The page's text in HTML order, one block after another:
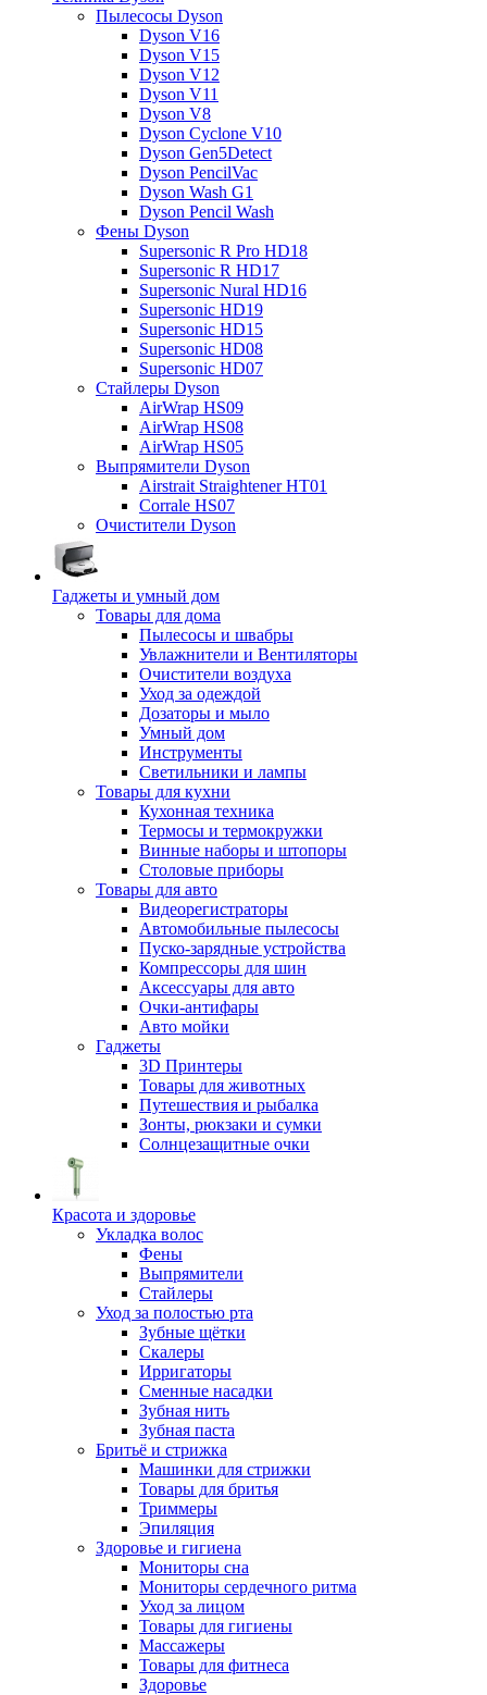
Пылесосы Dyson
Dyson V16
Dyson V15
Dyson V12
Dyson V11
Dyson V8
Dyson Cyclone V10
Dyson Gen5Detect
Dyson PencilVac
Dyson Wash G1
Dyson Pencil Wash
Фены Dyson
Supersonic R Pro HD18
Supersonic R HD17
Supersonic Nural HD16
Supersonic HD19
Supersonic HD15
Supersonic HD08
Supersonic HD07
Стайлеры Dyson
AirWrap HS09
AirWrap HS08
AirWrap HS05
Выпрямители Dyson
Airstrait Straightener HT01
Corrale HS07
Очистители Dyson
Гаджеты и умный дом
Товары для дома
Пылесосы и швабры
Увлажнители и Вентиляторы
Очистители воздуха
Уход за одеждой
Дозаторы и мыло
Умный дом
Инструменты
Светильники и лампы
Товары для кухни
Кухонная техника
Термосы и термокружки
Винные наборы и штопоры
Столовые приборы
Товары для авто
Видеорегистраторы
Автомобильные пылесосы
Пуско-зарядные устройства
Компрессоры для шин
Аксессуары для авто
Очки-антифары
Авто мойки
Гаджеты
3D Принтеры
Товары для животных
Путешествия и рыбалка
Зонты, рюкзаки и сумки
Солнцезащитные очки
Красота и здоровье
Укладка волос
Фены
Выпрямители
Стайлеры
Уход за полостью рта
Зубные щётки
Скалеры
Ирригаторы
Сменные насадки
Зубная нить
Зубная паста
Бритьё и стрижка
Машинки для стрижки
Товары для бритья
Триммеры
Эпиляция
Здоровье и гигиена
Мониторы сна
Мониторы сердечного ритма
Уход за лицом
Товары для гигиены
Массажеры
Товары для фитнеса
Здоровье